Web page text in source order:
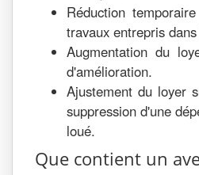
Réduction
travaux entrepris
Augmentation du
d'amélioration.
Ajustement du loyer
suppression d'une
loué.
Que contient un